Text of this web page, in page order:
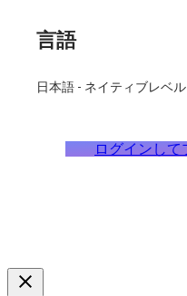
言語
日本語 - ネイティブレベル
ログインし